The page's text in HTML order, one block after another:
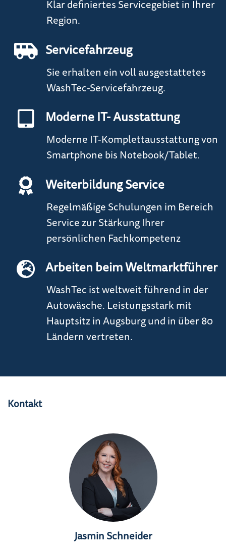
Klar definiertes Servicegebiet in Ihrer
Region.
Servicefahrzeug
Sie erhalten ein voll ausgestattetes
WashTec-Servicefahrzeug.
Moderne IT- Ausstattung
Moderne IT-Komplettausstattung von
Smartphone bis Notebook/Tablet.
Weiterbildung Service
Regelmäßige Schulungen im Bereich
Service zur Stärkung Ihrer
persönlichen Fachkompetenz
Arbeiten beim Weltmarktführer
WashTec ist weltweit führend in der
Autowäsche. Leistungsstark mit
Hauptsitz in Augsburg und in über 80
Ländern vertreten.
Kontakt
Jasmin Schneider